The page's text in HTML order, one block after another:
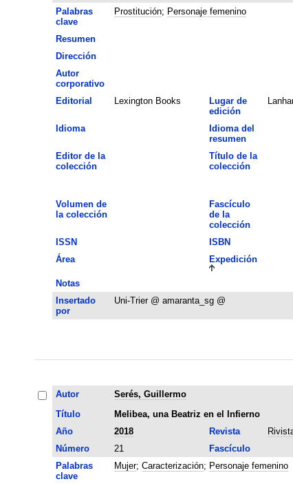
Palabras
clave
Prostitución; Personaje femenino
Resumen
Dirección
Autor
corporativo
Editorial Lexington Books
Lugar de
edición
Idioma
Idioma del
resumen
Editor de la
colección
Título de la
colección
Volumen de
la colección
Fascículo
de la
colección
ISSN ISBN
Área
Expedición
Notas
Insertado
por
Uni-Trier @ amaranta_sg @
Autor
Serés, Guillermo
Título
Melibea, una Beatriz en el Infierno
Año
2018 Revista
Número
21 Fascículo
Palabras
clave
Mujer; Caracterización; Personaje femenino